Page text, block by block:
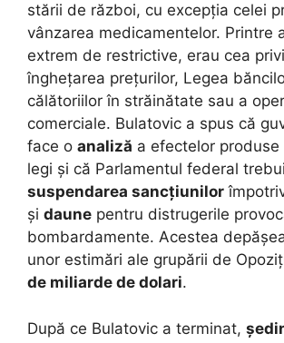
stării de război, cu excepția celei
vânzarea medicamentelor. Printre
extrem de restrictive, erau cea
înghețarea prețurilor, Legea
călătoriilor în străinătate sau a
comerciale. Bulatovic a spus că
face o analiză a efectelor
legi și că Parlamentul federal
suspendarea sancțiunilor
și daune pentru distrugerile
bombardamente. Acestea
unor estimări ale grupării de
de miliarde de dolari.
După ce Bulatovic a terminat,